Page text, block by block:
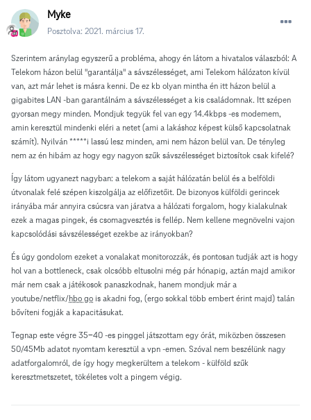
Myke
Posztolva: 2021. március 17.
Szerintem aránylag egyszerű a probléma, ahogy én látom a hivatalos válaszból: A
Telekom házon belül "garantálja" a sávszélességet, ami Telekom hálózaton kívül
van, azt már lehet is másra kenni. De ez kb olyan mintha én itt házon belül a
gigabites LAN -ban garantálnám a sávszélességet a kis családomnak. Itt szépen
gyorsan megy minden. Mondjuk tegyük fel van egy 14.4kbps -es modemem,
amin keresztül mindenki eléri a netet (ami a lakáshoz képest külső kapcsolatnak
számít). Nyilván *****i lassú lesz minden, ami nem házon belül van. De tényleg
nem az én hibám az hogy egy nagyon szűk sávszélességet biztosítok csak kifelé?
Így látom ugyanezt nagyban: a telekom a saját hálózatán belül és a belföldi
útvonalak felé szépen kiszolgálja az előfizetőit. De bizonyos külföldi gerincek
irányába már annyira csúcsra van járatva a hálózati forgalom, hogy kialakulnak
ezek a magas pingek, és csomagvesztés is fellép. Nem kellene megnövelni vajon
kapcsolódási sávszélességet ezekbe az irányokban?
És úgy gondolom ezeket a vonalakat monitorozzák, és pontosan tudják azt is hogy
hol van a bottleneck, csak olcsóbb eltusolni még pár hónapig, aztán majd amikor
már nem csak a játékosok panaszkodnak, hanem mondjuk már a
youtube/netflix/hbo go is akadni fog, (ergo sokkal több embert érint majd) talán
bővíteni fogják a kapacitásukat.
Tegnap este végre 35-40 -es pinggel játszottam egy órát, miközben összesen
50/45Mb adatot nyomtam keresztül a vpn -emen. Szóval nem beszélünk nagy
adatforgalomról, de így hogy megkerültem a telekom - külföld szűk
keresztmetszetet, tökéletes volt a pingem végig.